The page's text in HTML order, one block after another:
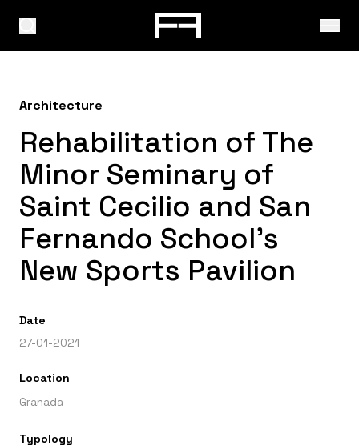
Architecture
Rehabilitation of The
Minor Seminary of
Saint Cecilio and San
Fernando School’s
New Sports Pavilion
Date
27-01-2021
Location
Granada
Typology